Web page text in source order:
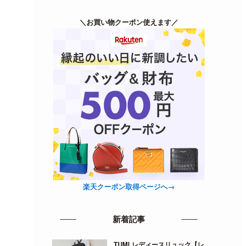
＼お買い物クーポン使えます／
楽天クーポン取得ページへ→
新着記事